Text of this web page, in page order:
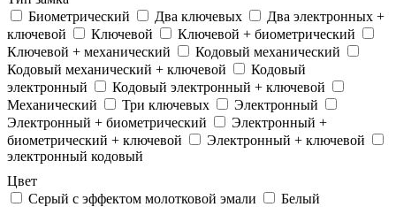
Биометрический
Два ключевых
Два электронныx +
ключевой
Ключевой
Ключевой + биометрический
Ключевой + механический
Кодовый механический
Кодовый механический + ключевой
Кодовый
электронный
Кодовый электронный + ключевой
Механический
Три ключевых
Электронный
Электронный + биометрический
Электронный +
биометрический + ключевой
Электронный + ключевой
электронный кодовый
Цвет
Cерый с эффектом молотковой эмали
Белый